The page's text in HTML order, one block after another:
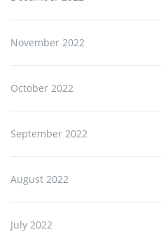
November 2022
October 2022
September 2022
August 2022
July 2022